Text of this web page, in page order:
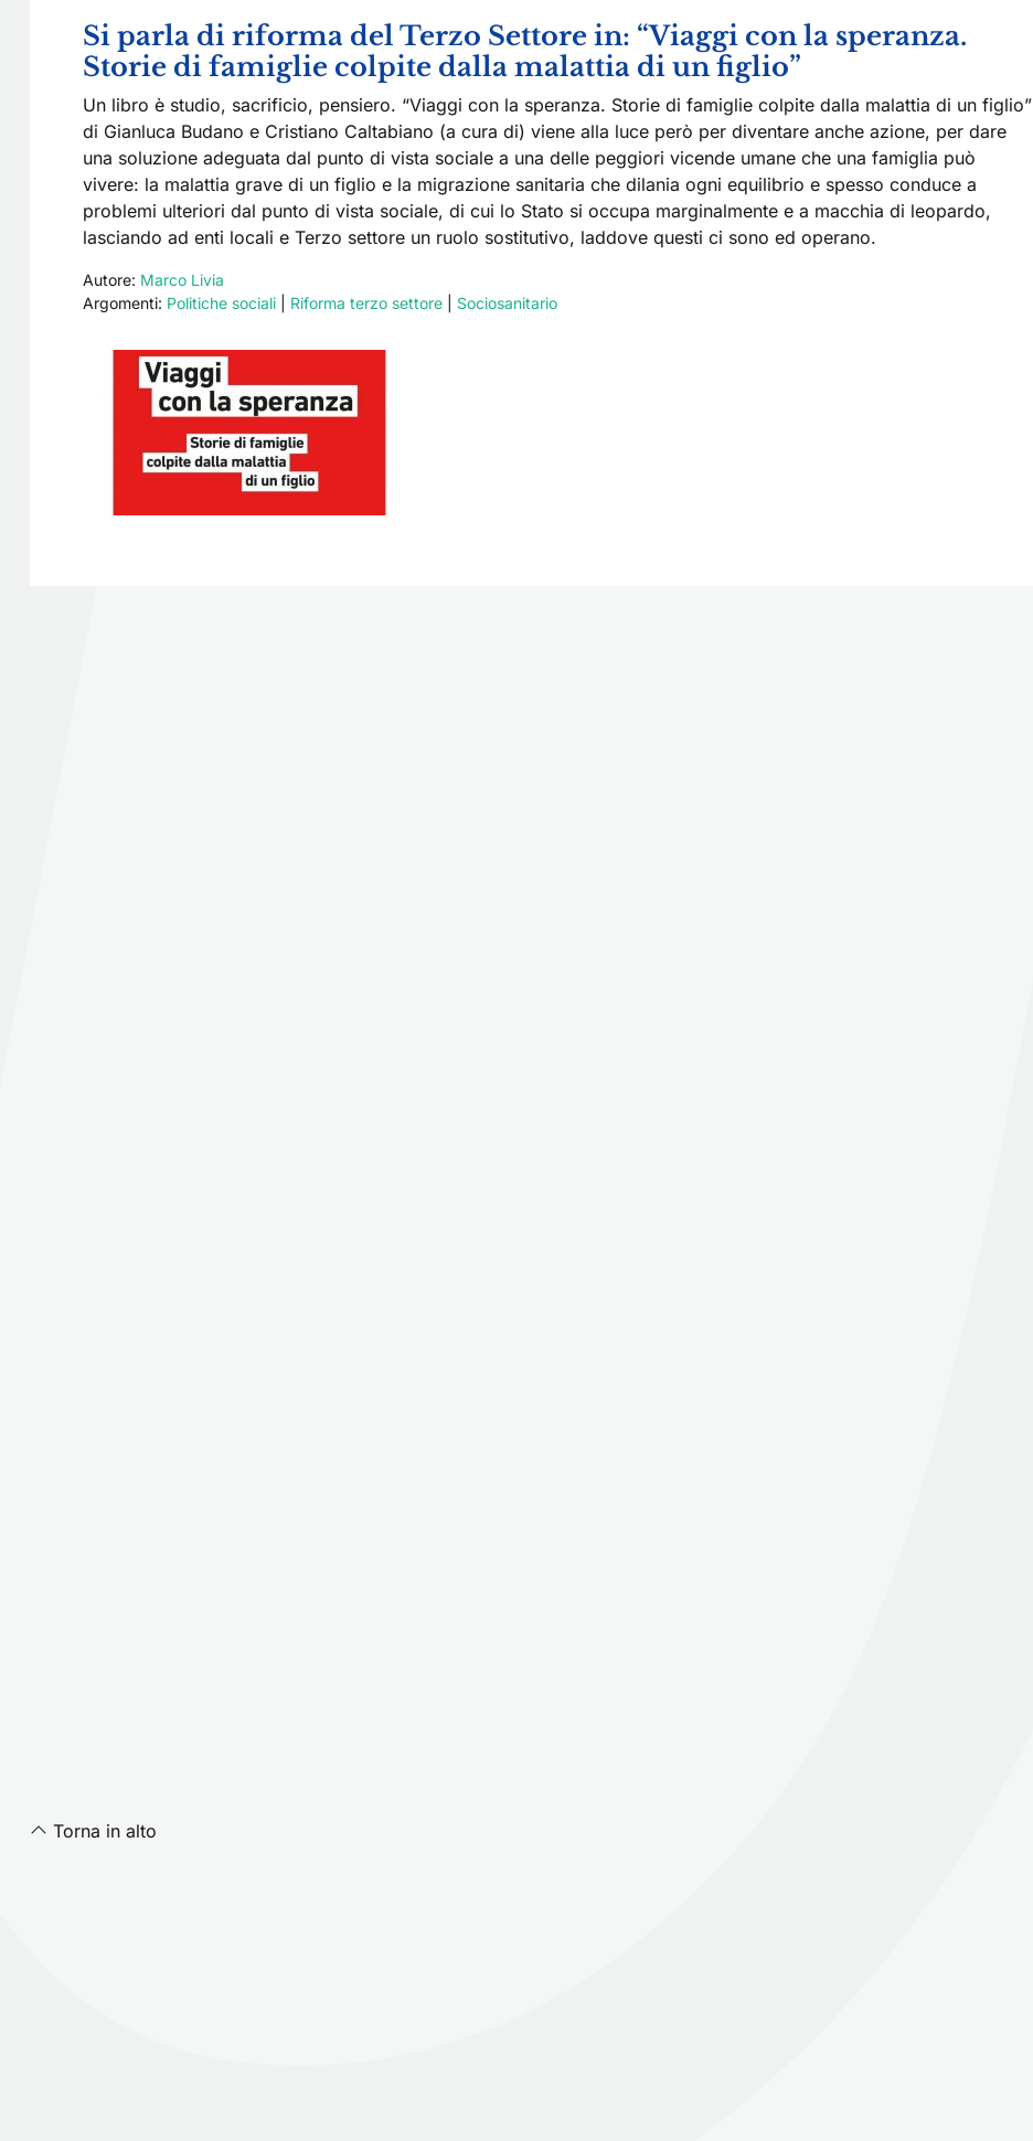
Si parla di riforma del Terzo Settore in: “Viaggi con la speranza.
Storie di famiglie colpite dalla malattia di un figlio”
Un libro è studio, sacrificio, pensiero. “Viaggi con la speranza. Storie di famiglie colpite dalla malattia di un figlio”
di Gianluca Budano e Cristiano Caltabiano (a cura di) viene alla luce però per diventare anche azione, per dare
una soluzione adeguata dal punto di vista sociale a una delle peggiori vicende umane che una famiglia può
vivere: la malattia grave di un figlio e la migrazione sanitaria che dilania ogni equilibrio e spesso conduce a
problemi ulteriori dal punto di vista sociale, di cui lo Stato si occupa marginalmente e a macchia di leopardo,
lasciando ad enti locali e Terzo settore un ruolo sostitutivo, laddove questi ci sono ed operano.
Autore: Marco Livia
Argomenti: Politiche sociali Riforma terzo settore Sociosanitario
Torna in alto